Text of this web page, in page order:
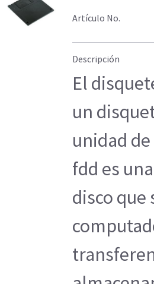
Artículo No.
Descripción
El
un
unidad
fdd es
disco que